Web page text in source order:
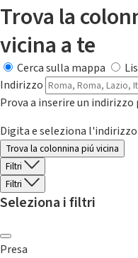
Trova la
vicina a te
Cerca sulla mappa
Indirizzo
Prova a inserire un indirizzo
Digita e seleziona
Trova la colonnina piú vicina
Filtri
Filtri
Seleziona i filtri
Presa